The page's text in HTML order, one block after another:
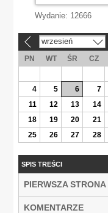
Wydanie: 12666
wrzesień
PN WT ŚR CZ
4
5 6 7
11
12 13 14
18
19 20 21
25
26 27 28
SPIS TREŚCI
PIERWSZA STRONA
KOMENTARZE